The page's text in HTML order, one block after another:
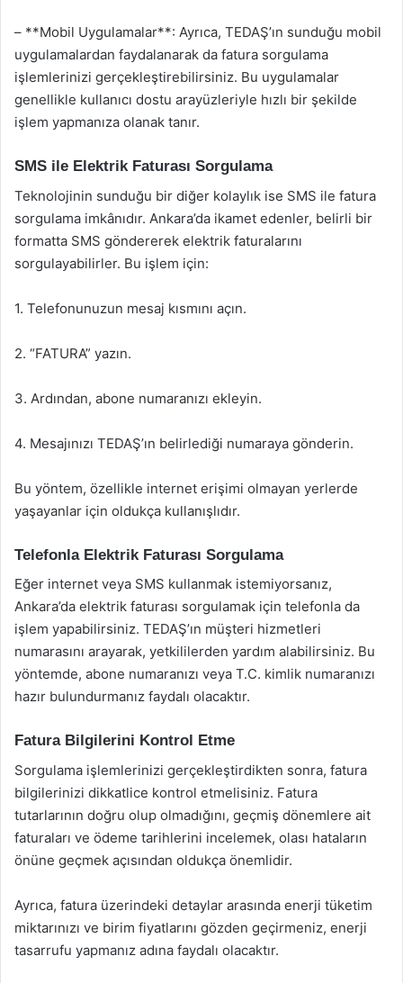
– **Mobil Uygulamalar**: Ayrıca, TEDAŞ’ın sunduğu mobil
uygulamalardan faydalanarak da fatura sorgulama
işlemlerinizi gerçekleştirebilirsiniz. Bu uygulamalar
genellikle kullanıcı dostu arayüzleriyle hızlı bir şekilde
işlem yapmanıza olanak tanır.
SMS ile Elektrik Faturası Sorgulama
Teknolojinin sunduğu bir diğer kolaylık ise SMS ile fatura
sorgulama imkânıdır. Ankara’da ikamet edenler, belirli bir
formatta SMS göndererek elektrik faturalarını
sorgulayabilirler. Bu işlem için:
1. Telefonunuzun mesaj kısmını açın.
2. “FATURA” yazın.
3. Ardından, abone numaranızı ekleyin.
4. Mesajınızı TEDAŞ’ın belirlediği numaraya gönderin.
Bu yöntem, özellikle internet erişimi olmayan yerlerde
yaşayanlar için oldukça kullanışlıdır.
Telefonla Elektrik Faturası Sorgulama
Eğer internet veya SMS kullanmak istemiyorsanız,
Ankara’da elektrik faturası sorgulamak için telefonla da
işlem yapabilirsiniz. TEDAŞ’ın müşteri hizmetleri
numarasını arayarak, yetkililerden yardım alabilirsiniz. Bu
yöntemde, abone numaranızı veya T.C. kimlik numaranızı
hazır bulundurmanız faydalı olacaktır.
Fatura Bilgilerini Kontrol Etme
Sorgulama işlemlerinizi gerçekleştirdikten sonra, fatura
bilgilerinizi dikkatlice kontrol etmelisiniz. Fatura
tutarlarının doğru olup olmadığını, geçmiş dönemlere ait
faturaları ve ödeme tarihlerini incelemek, olası hataların
önüne geçmek açısından oldukça önemlidir.
Ayrıca, fatura üzerindeki detaylar arasında enerji tüketim
miktarınızı ve birim fiyatlarını gözden geçirmeniz, enerji
tasarrufu yapmanız adına faydalı olacaktır.